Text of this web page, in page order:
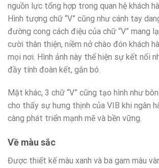
nguồn lực tổng hợp trong quan hệ khách
Hình tượng chữ “V” cũng như cánh tay
đường cong cách điệu của chữ “V” mang
cười thân thiện, niềm nở chào đón khách
mọi nơi. Hình ảnh này thể hiện sự kết nối
đầy tính đoàn kết, gắn bó.
Mặt khác, 3 chữ “V” cũng tạo hình như
cho thấy sự hưng thịnh của VIB khi ngân
càng phát triển mạnh mẽ và bền vững.
Về màu sắc
Được thiết kế màu xanh và ba gam màu